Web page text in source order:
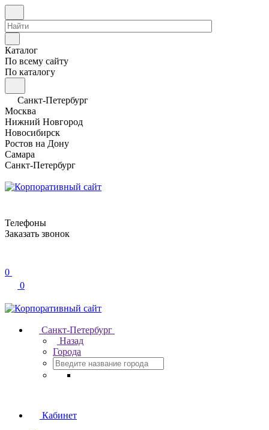
Каталог
По всему сайту
По каталогу
Санкт-Петербург
Москва
Нижний Новгород
Новосибирск
Ростов на Дону
Самара
Санкт-Петербург
Телефоны
Заказать звонок
0
0
Санкт-Петербург
Назад
Города
Кабинет